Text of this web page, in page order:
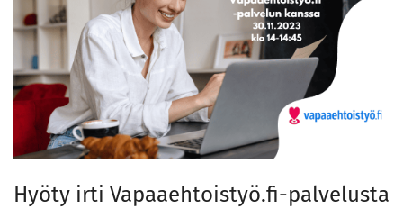
Hyöty irti Vapaaehtoistyö.fi-palvelusta